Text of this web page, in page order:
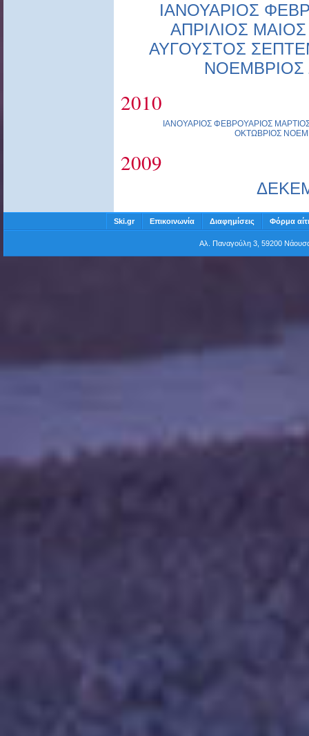
ΙΑΝΟΥΑΡΙΟΣ
ΑΠΡΙΛΙΟΣ ΜΑΙΟΣ
ΑΥΓΟΥΣΤΟΣ
ΝΟΕΜΒΡΙΟΣ
2010
ΙΑΝΟΥΑΡΙΟΣ ΦΕΒΡΟΥΑΡΙΟΣ
ΟΚΤΩΒΡΙΟΣ
2009
Ski.gr Επικοινωνία Διαφημίσεις Φόρμα
Αλ. Παναγούλη 3, 59200